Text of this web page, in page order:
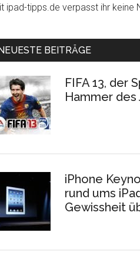
ipad-tipps.de verpasst ihr keine
BEITRÄGE
FIFA 13, der
Hammer des
iPhone
rund ums
Gewissheit